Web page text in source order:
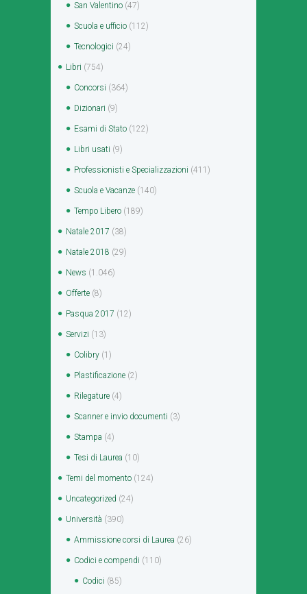
San Valentino (47)
Scuola e ufficio (112)
Tecnologici (24)
Libri (754)
Concorsi (364)
Dizionari (9)
Esami di Stato (122)
Libri usati (9)
Professionisti e Specializzazioni (411)
Scuola e Vacanze (140)
Tempo Libero (189)
Natale 2017 (38)
Natale 2018 (29)
News (1.046)
Offerte (8)
Pasqua 2017 (12)
Servizi (13)
Colibry (1)
Plastificazione (2)
Rilegature (4)
Scanner e invio documenti (3)
Stampa (4)
Tesi di Laurea (10)
Temi del momento (124)
Uncategorized (24)
Università (390)
Ammissione corsi di Laurea (26)
Codici e compendi (110)
Codici (85)